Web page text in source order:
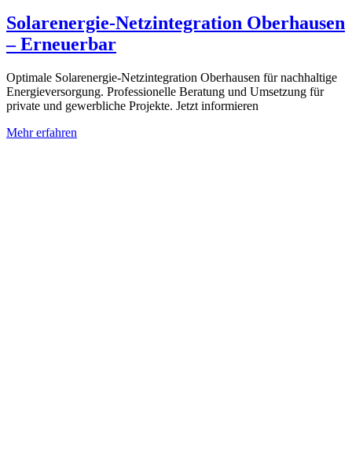
Solarenergie-Netzintegration Oberhausen
– Erneuerbar
Optimale Solarenergie-Netzintegration Oberhausen für nachhaltige
Energieversorgung. Professionelle Beratung und Umsetzung für
private und gewerbliche Projekte. Jetzt informieren
Mehr erfahren